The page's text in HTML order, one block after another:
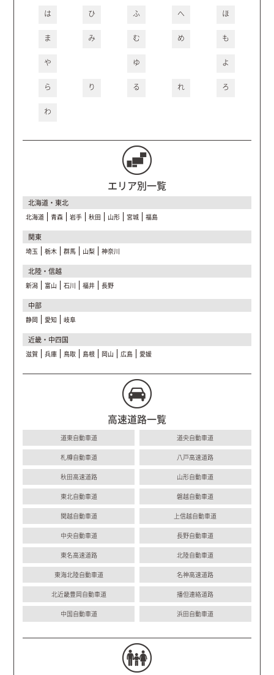
は ひ ふ へ ほ
ま み む め も
や ゆ よ
ら り る れ ろ
わ
エリア別一覧
北海道・東北
北海道 青森 岩手 秋田 山形 宮城 福島
関東
埼玉 栃木 群馬 山梨 神奈川
北陸・信越
新潟 富山 石川 福井 長野
中部
静岡 愛知 岐阜
近畿・中四国
滋賀 兵庫 鳥取 島根 岡山 広島 愛媛
高速道路一覧
道東自動車道 道央自動車道
札樽自動車道 八戸高速道路
秋田高速道路 山形自動車道
東北自動車道 磐越自動車道
関越自動車道 上信越自動車道
中央自動車道 長野自動車道
東名高速道路 北陸自動車道
東海北陸自動車道 名神高速道路
北近畿豊岡自動車道 播但連絡道路
中国自動車道 浜田自動車道